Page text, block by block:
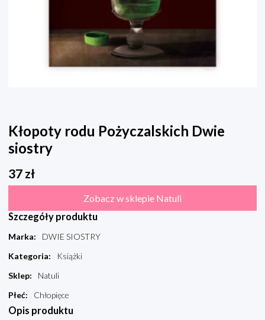
Kłopoty rodu Pożyczalskich Dwie
siostry
37 zł
Zobacz w sklepie Natuli
Szczegóły produktu
Marka:
DWIE SIOSTRY
Kategoria:
Książki
Sklep:
Natuli
Płeć: Chłopięce
Opis produktu